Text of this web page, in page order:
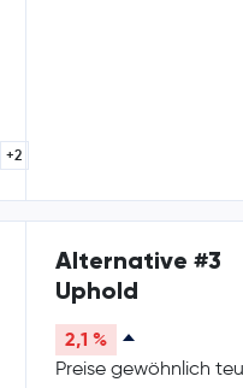
+2
Alternative #3
Uphold
2,1 %
Preise gewöhnlich